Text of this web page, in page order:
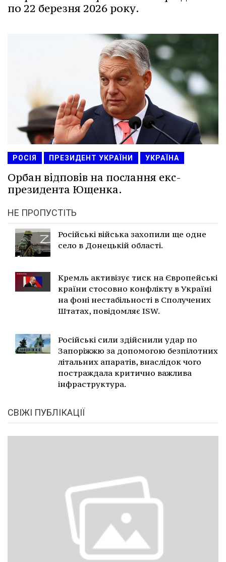
по 22 березня 2026 року.
РОСІЯ ПРЕЗИДЕНТ УКРАЇНИ УКРАЇНА
Орбан відповів на послання екс-
президента Ющенка.
НЕ ПРОПУСТІТЬ
Російські війська захопили ще одне
село в Донецькій області.
Кремль активізує тиск на Європейські
країни стосовно конфлікту в Україні
на фоні нестабільності в Сполучених
Штатах, повідомляє ISW.
Російські сили здійснили удар по
Запоріжжю за допомогою безпілотних
літальних апаратів, внаслідок чого
постраждала критично важлива
інфраструктура.
СВІЖІ ПУБЛІКАЦІЇ